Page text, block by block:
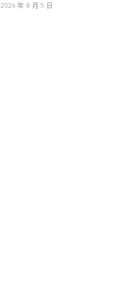
2026 年 8 月 5 日